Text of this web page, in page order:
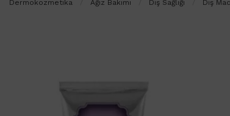
Dermokozmetika Ağız Bakımı Diş Sağlığı Diş